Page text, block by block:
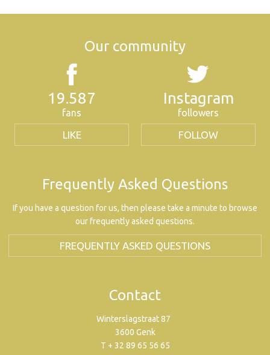
Our community
19.587
fans
LIKE
Instagram
followers
FOLLOW
Frequently Asked Questions
If you have a question for us, then please take a minute to browse
our frequently asked questions.
FREQUENTLY ASKED QUESTIONS
Contact
Winterslagstraat 87
3600 Genk
T + 32 89 65 56 65